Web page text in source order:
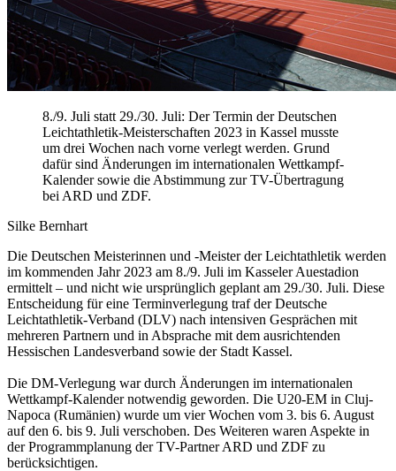
8./9. Juli statt 29./30. Juli: Der Termin der Deutschen
Leichtathletik-Meisterschaften 2023 in Kassel musste
um drei Wochen nach vorne verlegt werden. Grund
dafür sind Änderungen im internationalen Wettkampf-
Kalender sowie die Abstimmung zur TV-Übertragung
bei ARD und ZDF.
Silke Bernhart
Die Deutschen Meisterinnen und -Meister der Leichtathletik werden
im kommenden Jahr 2023 am 8./9. Juli im Kasseler Auestadion
ermittelt – und nicht wie ursprünglich geplant am 29./30. Juli. Diese
Entscheidung für eine Terminverlegung traf der Deutsche
Leichtathletik-Verband (DLV) nach intensiven Gesprächen mit
mehreren Partnern und in Absprache mit dem ausrichtenden
Hessischen Landesverband sowie der Stadt Kassel.
Die DM-Verlegung war durch Änderungen im internationalen
Wettkampf-Kalender notwendig geworden. Die U20-EM in Cluj-
Napoca (Rumänien) wurde um vier Wochen vom 3. bis 6. August
auf den 6. bis 9. Juli verschoben. Des Weiteren waren Aspekte in
der Programmplanung der TV-Partner ARD und ZDF zu
berücksichtigen.